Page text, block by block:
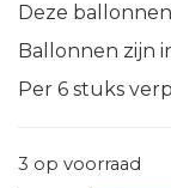
Deze
Ballonnen zijn
Per 6 stuks
3 op voorraad